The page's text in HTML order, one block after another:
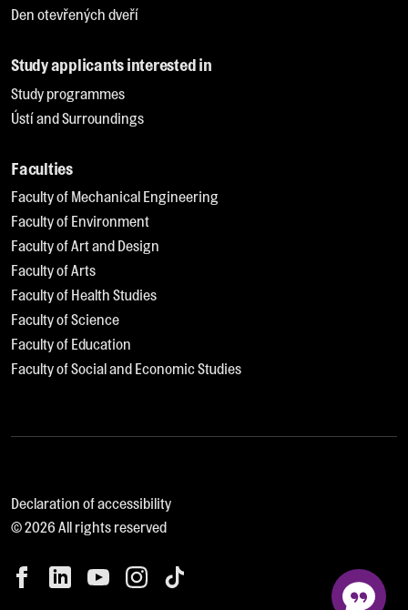
Den otevřených dveří
Study applicants interested in
Study programmes
Ústí and Surroundings
Faculties
Faculty of Mechanical Engineering
Faculty of Environment
Faculty of Art and Design
Faculty of Arts
Faculty of Health Studies
Faculty of Science
Faculty of Education
Faculty of Social and Economic Studies
Declaration of accessibility
© 2026 All rights reserved